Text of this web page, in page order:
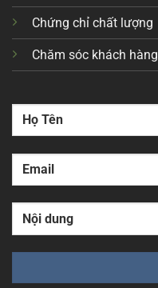
Chứng chỉ chất lượng
Chăm sóc khách hàng